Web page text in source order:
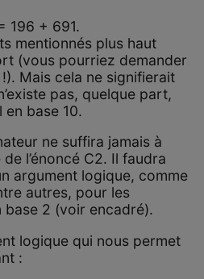
196 + 691.
mentionnés plus haut
(vous pourriez demander
Mais cela ne signifierait
pas, quelque part,
en base 10.
ne suffira jamais à
l’énoncé C2. Il faudra
argument logique, comme
autres, pour les
base 2 (voir encadré).
logique qui nous permet
: